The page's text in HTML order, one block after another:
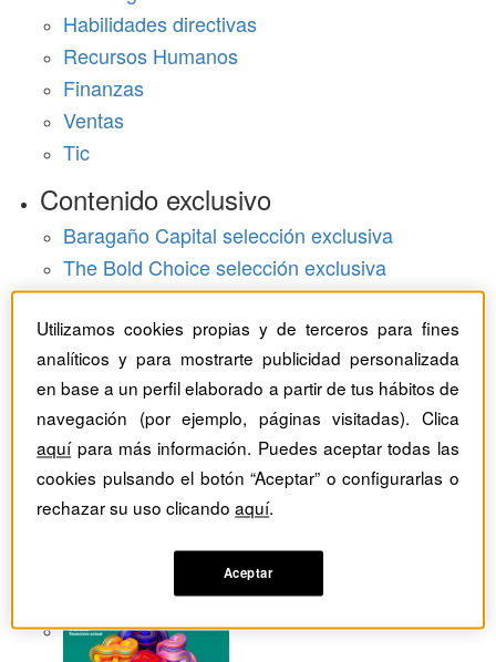
Habilidades directivas
Recursos Humanos
Finanzas
Ventas
Tic
Contenido exclusivo
Baragaño Capital selección exclusiva
The Bold Choice selección exclusiva
Top Employers selección exclusiva
Hemeroteca
Monográficos
Dossieres
Revistas del mes
Utilizamos cookies propias y de terceros para fines
analíticos y para mostrarte publicidad personalizada
en base a un perfil elaborado a partir de tus hábitos de
navegación (por ejemplo, páginas visitadas). Clica
aquípara más información. Puedes aceptar todas las
cookies pulsando el botón “Aceptar” o configurarlas o
rechazar su uso clicandoaquí.
Aceptar